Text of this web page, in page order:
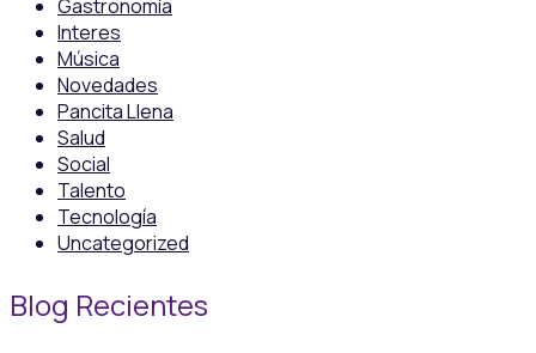
Gastronomía
Interes
Música
Novedades
Pancita Llena
Salud
Social
Talento
Tecnología
Uncategorized
Blog Recientes